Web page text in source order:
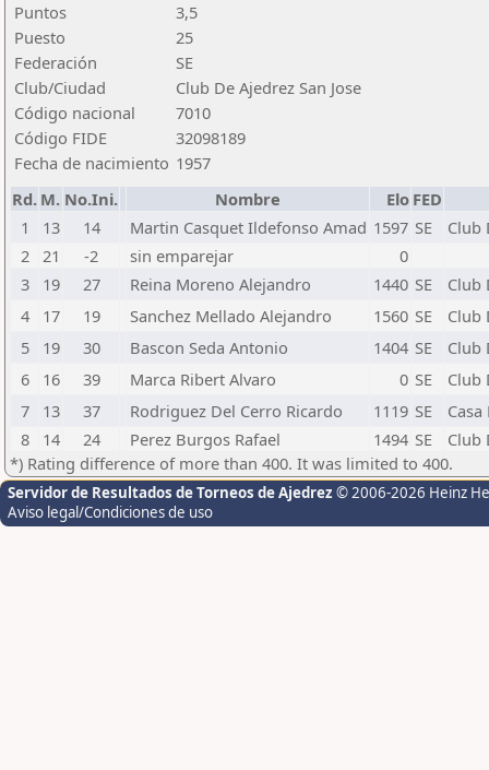
Puntos
3,5
Puesto
25
Federación
SE
Club/Ciudad
Club De Ajedrez San Jose
Código nacional
7010
Código FIDE
32098189
Fecha de nacimiento 1957
Rd. M. No.Ini. Nombre Elo FED
1
13 14 Martin Casquet Ildefonso Amad 1597 SE
Club
2 21 -2 sin emparejar
0
3
19 27 Reina Moreno Alejandro 1440 SE
Club
4
17 19 Sanchez Mellado Alejandro 1560 SE
Club
5
19 30 Bascon Seda Antonio 1404 SE
Club
6
16 39 Marca Ribert Alvaro 0 SE
Club
7
13 37 Rodriguez Del Cerro Ricardo 1119 SE
8
14 24 Perez Burgos Rafael 1494 SE
Club
*) Rating difference of more than 400. It was limited to 400.
Servidor de Resultados de Torneos de Ajedrez © 2006-2026 Heinz
Aviso legal/Condiciones de uso